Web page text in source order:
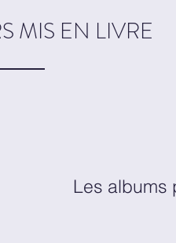
MIS EN LIVRE
Les albums